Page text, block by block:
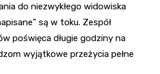
do niezwykłego widowiska
są w toku. Zespół
poświęca długie godziny na
wyjątkowe przeżycia pełne